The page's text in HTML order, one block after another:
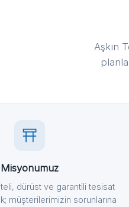
Aşkın
Misyonumuz
dürüst ve garantili tesisat
müşterilerimizin sorunlarına